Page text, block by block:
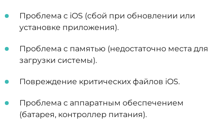
Проблема с iOS (сбой при обновлении или
установке приложения).
Проблема с памятью (недостаточно места для
загрузки системы).
Повреждение критических файлов iOS.
Проблема с аппаратным обеспечением
(батарея, контроллер питания).